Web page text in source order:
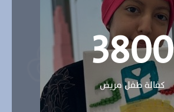
3800
كفالة طفل مريض